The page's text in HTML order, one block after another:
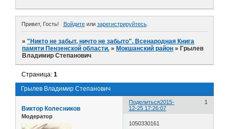
Привет, Гость! Войдитеили зарегистрируйтесь.
»"Никто не забыт, ничто не забыто". Всенародная Книга
памяти Пензенской области. » Мокшанский район » Грылев
Владимир Степанович
Грылев Владимир Степанович
Страница:1
Поделиться 1
2015-
12-25 17:26:07
Виктор Колесников
Модератор
1050330161